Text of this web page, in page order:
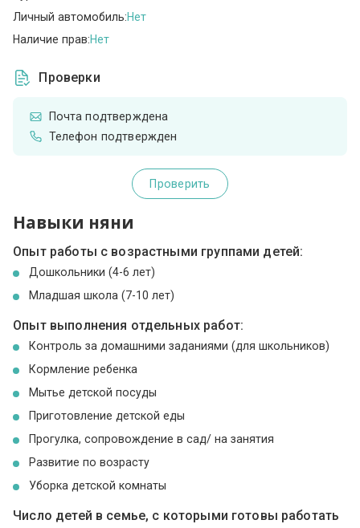
Личный автомобиль:Нет
Наличие прав:Нет
Проверки
Почта подтверждена
Телефон подтвержден
Проверить
Навыки няни
Опыт работы с возрастными группами детей:
Дошкольники (4-6 лет)
Младшая школа (7-10 лет)
Опыт выполнения отдельных работ:
Контроль за домашними заданиями (для школьников)
Кормление ребенка
Мытье детской посуды
Приготовление детской еды
Прогулка, сопровождение в сад/ на занятия
Развитие по возрасту
Уборка детской комнаты
Число детей в семье, с которыми готовы работать